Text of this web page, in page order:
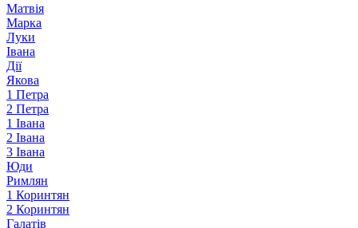
Матвія
Марка
Луки
Івана
Дії
Якова
1 Петра
2 Петра
1 Івана
2 Івана
3 Івана
Юди
Римлян
1 Коринтян
2 Коринтян
Галатів